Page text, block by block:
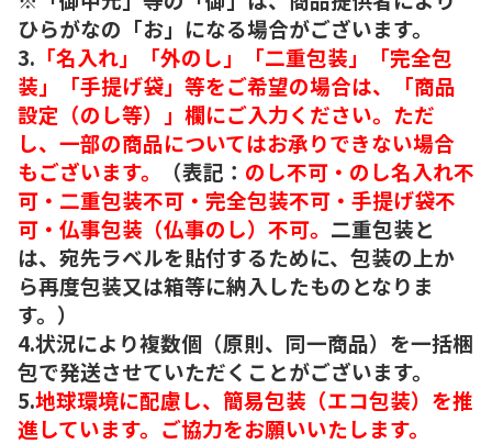
ひらがなの「お」になる場合がございます。
3. 「名入れ」「外のし」「二重包装」「完全包
装」「手提げ袋」等をご希望の場合は、「商品
設定（のし等）」欄にご入力ください。ただ
し、一部の商品についてはお承りできない場合
もございます。
（表記： のし不可・のし名入れ不
可・二重包装不可・完全包装不可・手提げ袋不
可・仏事包装（仏事のし）不可。 二重包装と
は、宛先ラベルを貼付するために、包装の上か
ら再度包装又は箱等に納入したものとなりま
す。）
4.状況により複数個（原則、同一商品）を一括梱
包で発送させていただくことがございます。
5.地球環境に配慮し、簡易包装（エコ包装）を推
進しています。ご協力をお願いいたします。